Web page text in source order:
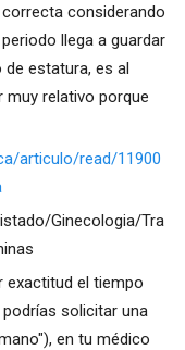
considerando
llega a guardar
estatura, es al
muy relativo porque
articulo/read/11900
Ginecologia/Tra
exactitud el tiempo
solicitar una
en tu médico